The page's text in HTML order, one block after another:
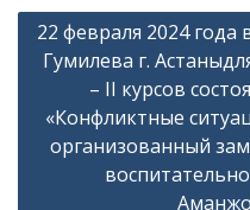
Навигация
записям
22 февраля 2024
Гумилева г.
– II курсов
«Конфликтные
организованный